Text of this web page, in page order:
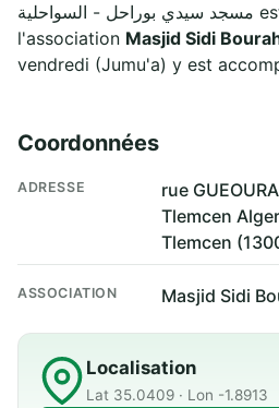
مسجد سيدي بوراحل - السواحلية est animée par
l'association Masjid Sidi
vendredi (Jumu'a) y est
Coordonnées
ADRESSE
rue
Tlemcen
Tlemcen
ASSOCIATION Masjid Sidi
Localisation
Lat 35.0409 · Lon -1.8913